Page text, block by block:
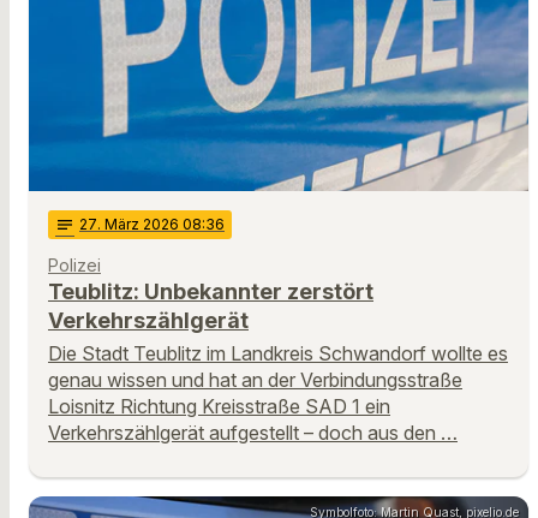
notes 27. März 2026 08:36
Polizei
Teublitz: Unbekannter zerstört
Verkehrszählgerät
Die Stadt Teublitz im Landkreis Schwandorf wollte es
genau wissen und hat an der Verbindungsstraße
Loisnitz Richtung Kreisstraße SAD 1 ein
Verkehrszählgerät aufgestellt – doch aus den …
Symbolfoto: Martin Quast, pixelio.de